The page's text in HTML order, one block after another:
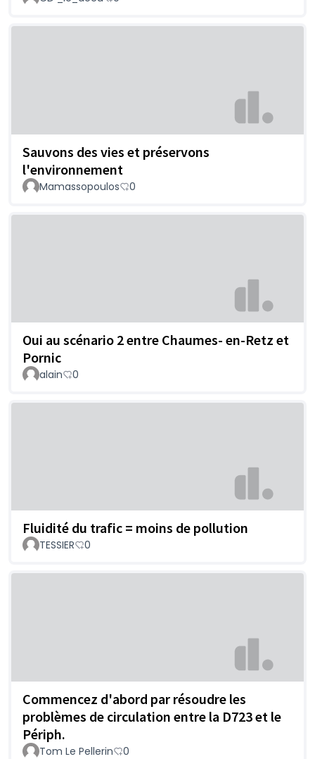
Sauvons des vies et préservons
l'environnement
Mamassopoulos 0
Oui au scénario 2 entre Chaumes- en-Retz et
Pornic
alain 0
Fluidité du trafic = moins de pollution
TESSIER 0
Commencez d'abord par résoudre les
problèmes de circulation entre la D723 et le
Périph.
Tom Le Pellerin 0